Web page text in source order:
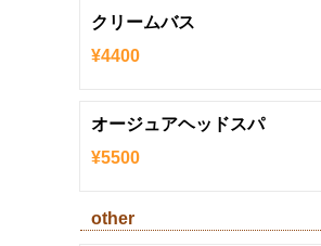
クリームバス
¥4400
オージュアヘッドスパ
¥5500
other